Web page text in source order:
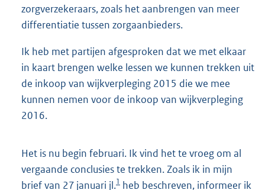
zorgverzekeraars, zoals het aanbrengen van meer
differentiatie tussen zorgaanbieders.
Ik heb met partijen afgesproken dat we met elkaar
in kaart brengen welke lessen we kunnen trekken uit
de inkoop van wijkverpleging 2015 die we mee
kunnen nemen voor de inkoop van wijkverpleging
2016.
Het is nu begin februari. Ik vind het te vroeg om al
vergaande conclusies te trekken. Zoals ik in mijn
brief van 27 januari jl.1 heb beschreven, informeer ik